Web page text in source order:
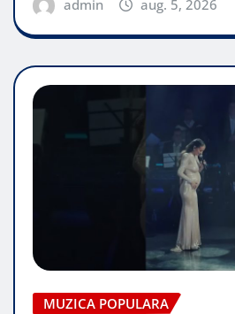
admin aug. 5, 2026
MUZICA POPULARA